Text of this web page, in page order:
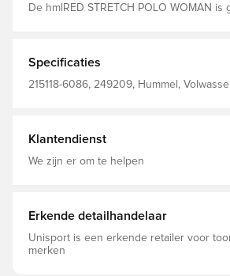
De hmlRED STRETCH POLO WOMAN is
klassieke poloknoopsluiting en een
aan de zoom.
Specificaties
215118-6086, 249209, Hummel,
Klantendienst
We zijn er om te helpen
Erkende detailhandelaar
Unisport is een erkende retailer voor
merken